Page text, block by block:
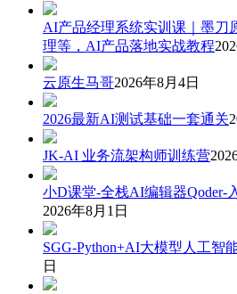
AI产品经理系统实训课｜墨刀
理等，AI产品落地实战教程
云原生马哥2026年8月4日
2026最新AI测试基础一套通关
JK-AI 业务流架构师训练营
小D课堂-全栈AI编辑器Qoder-
2026年8月1日
SGG-Python+AI大模型人工智
日